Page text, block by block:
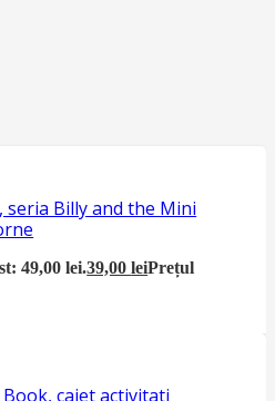
Billy and the Mini
49,00 lei.39,00leiPrețul
caiet activitati